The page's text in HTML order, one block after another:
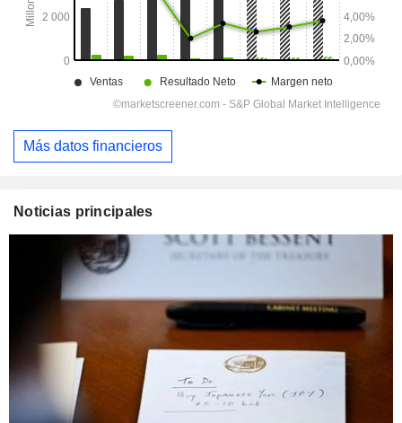
Más datos financieros
Noticias principales